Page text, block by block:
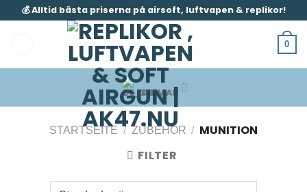
💰 Alltid bästa priserna på airsoft, luftvapen & replikor!
0
GERMAN
STARTSEITE / ZUBEHÖR / MUNITION
FILTER